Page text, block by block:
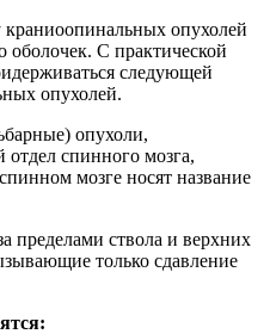
опухолей
оболочек. С практической
следующей
опухолей.
опухоли,
спинного мозга,
мозге носят название
пределами ствола и верхних
только сдавление